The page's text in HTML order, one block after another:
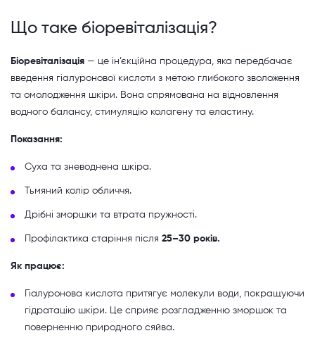
Що таке біоревіталізація?
Біоревіталізація — це ін’єкційна процедура, яка передбачає
введення гіалуронової кислоти з метою глибокого зволоження
та омолодження шкіри. Вона спрямована на відновлення
водного балансу, стимуляцію колагену та еластину.
Показання:
Суха та зневоднена шкіра.
Тьмяний колір обличчя.
Дрібні зморшки та втрата пружності.
Профілактика старіння після 25–30 років.
Як працює:
Гіалуронова кислота притягує молекули води, покращуючи
гідратацію шкіри. Це сприяє розгладженню зморшок та
поверненню природного сяйва.